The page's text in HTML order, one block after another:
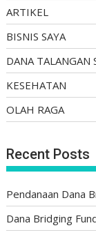
ARTIKEL
BISNIS SAYA
DANA TALANGAN
KESEHATAN
OLAH RAGA
Recent Posts
Pendanaan Dana
Dana Bridging